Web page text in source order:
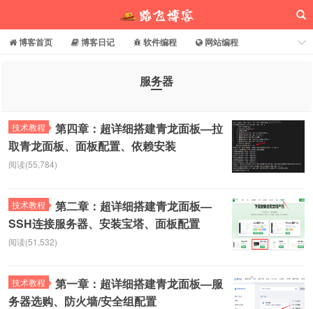
博客首页 博客日记 软件编程
网站编程
服务器
技术教程
第四章：超详细搭建青龙面板—拉
取青龙面板、面板配置、依赖安装
阅读(55,784)
技术教程
第二章：超详细搭建青龙面板—
SSH连接服务器、安装宝塔、面板配置
阅读(51,532)
技术教程
第一章：超详细搭建青龙面板—服
务器选购、防火墙/安全组配置